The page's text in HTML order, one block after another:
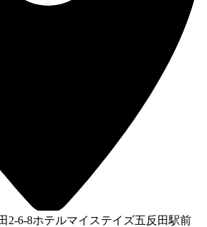
2-6-8ホテルマイステイズ五反田駅前